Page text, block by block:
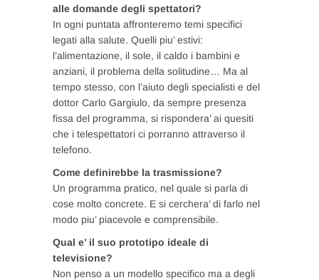
alle domande degli spettatori?
In ogni puntata affronteremo temi specifici
legati alla salute. Quelli piu’ estivi:
l’alimentazione, il sole, il caldo i bambini e
anziani, il problema della solitudine… Ma al
tempo stesso, con l’aiuto degli specialisti e del
dottor Carlo Gargiulo, da sempre presenza
fissa del programma, si rispondera’ ai quesiti
che i telespettatori ci porranno attraverso il
telefono.
Come definirebbe la trasmissione?
Un programma pratico, nel quale si parla di
cose molto concrete. E si cerchera’ di farlo nel
modo piu’ piacevole e comprensibile.
Qual e’ il suo prototipo ideale di
televisione?
Non penso a un modello specifico ma a degli